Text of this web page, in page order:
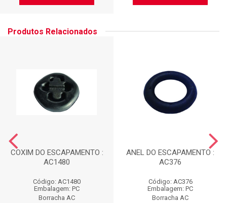
Produtos Relacionados
COXIM DO ESCAPAMENTO :
AC1480
Código: AC1480
Embalagem: PC
Borracha AC
ANEL DO ESCAPAMENTO :
AC376
Código: AC376
Embalagem: PC
Borracha AC